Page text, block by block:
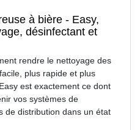
à bière - Easy,
désinfectant et
rendre le nettoyage des
plus rapide et plus
est exactement ce dont
vos systèmes de
de distribution dans un état